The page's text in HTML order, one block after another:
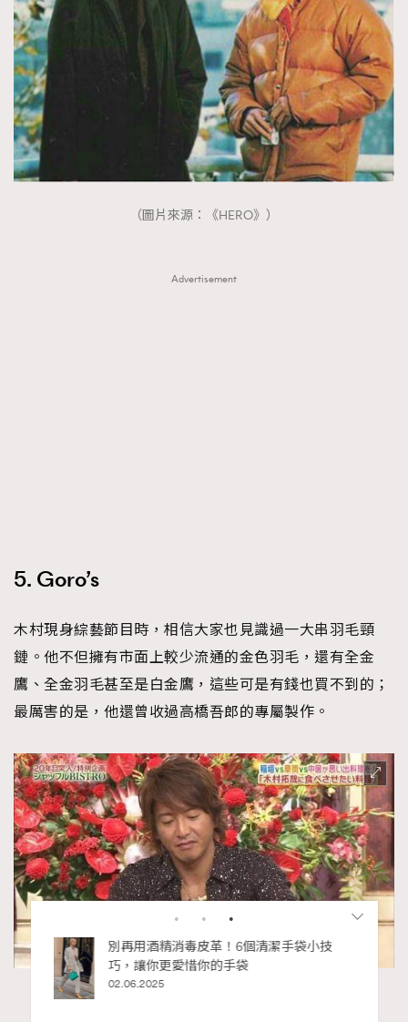
（圖片來源：《HERO》）
Advertisement
5. Goro’s
木村現身綜藝節目時，相信大家也見識過一大串羽毛頸
鏈。他不但擁有市面上較少流通的金色羽毛，還有全金
鷹、全金羽毛甚至是白金鷹，這些可是有錢也買不到的；
最厲害的是，他還曾收過高橋吾郎的專屬製作。
的顯
別再用酒精消毒皮革！6個清潔手袋小技
巧，讓你更愛惜你的手袋
02.06.2025